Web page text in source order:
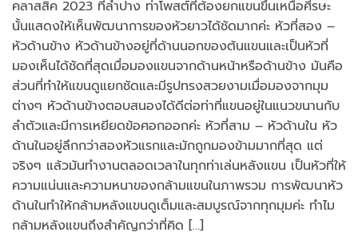
คลาสสิค 2023 ที่ลำปาง ท่าโพสต์ที่ต้องยกแขนขึ้นเหนือศีรษะ
นั้นแสดงให้เห็นพัฒนาการของหัวยาวได้ชัดมากค่ะ หัวที่สอง –
หัวด้านข้าง หัวด้านข้างอยู่ที่ด้านนอกของต้นแขนและเป็นหัวที่
มองเห็นได้ชัดที่สุดเมื่อมองแขนจากด้านหน้าหรือด้านข้าง มันคือ
ส่วนที่ทำให้แขนดูแยกชัดและมีรูปทรงสวยงามเมื่อมองจากมุม
ต่างๆ หัวด้านข้างตอบสนองได้ดีต่อท่าที่แขนอยู่ในแนวขนานกับ
ลำตัวและมีการเหยียดข้อศอกออกค่ะ หัวที่สาม – หัวด้านใน หัว
ด้านในอยู่ลึกกว่าสองหัวแรกและมักถูกมองข้ามมากที่สุด แต่
จริงๆ แล้วมันทำงานตลอดเวลาในทุกท่าเล่นหลังแขน เป็นหัวที่ให้
ความแน่นและความหนาของกล้ามแขนในภาพรวม การพัฒนาหัว
ด้านในทำให้กล้ามหลังแขนดูเต็มและสมบูรณ์จากทุกมุมค่ะ ทำไม
กล้ามหลังแขนถึงสำคัญกว่าที่คิด […]